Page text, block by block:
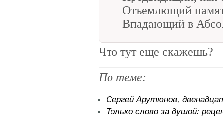
Отъемлющий
Впадающий в
Что тут еще скажешь?
По теме:
Сергей Арутюнов,
Только слово за душой: